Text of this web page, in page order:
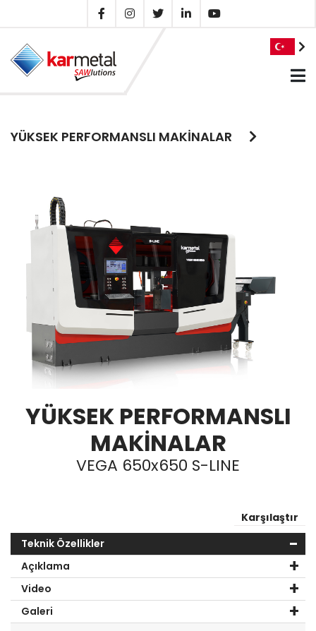
YÜKSEK PERFORMANSLI MAKİNALAR
YÜKSEK PERFORMANSLI
MAKİNALAR
VEGA 650x650 S-LINE
Karşılaştır
Teknik Özellikler
Açıklama
Video
Galeri